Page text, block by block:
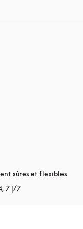
sûres et flexibles
7 j/7